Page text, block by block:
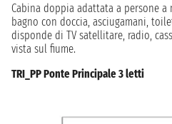
Cabina doppia adattata a persone
bagno con doccia, asciugamani,
disponde di TV satellitare, radio,
vista sul fiume.
TRI_PP Ponte Principale 3 letti